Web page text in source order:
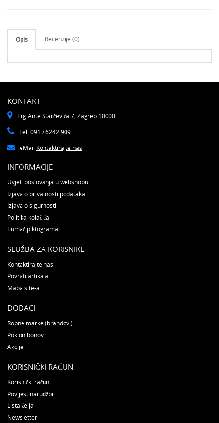
Opis Recenzije (0)
KONTAKT
Trg Ante Starčevića 7, Zagreb 10000
Tel. 091 / 6242 909
eMail Kontaktirajte nas
INFORMACIJE
Uvjeti poslovanja u webshopu
Izjava o privatnosti podataka
Izjava o sigurnosti
Politika kolačića
Tumač piktograma
SLUŽBA ZA KORISNIKE
Kontaktirajte nas
Povrati artikala
Mapa site-a
DODACI
Robne marke (brandovi)
Poklon bonovi
Akcije
KORISNIČKI RAČUN
Korisnički račun
Povijest narudžbi
Lista želja
Newsletter